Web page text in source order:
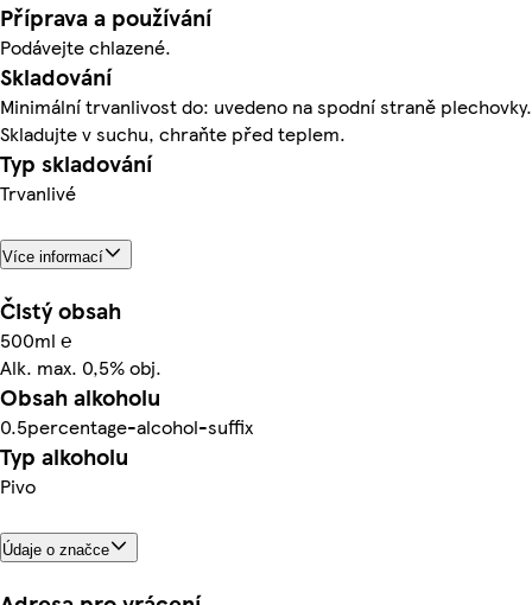
Příprava a používání
Podávejte chlazené.
Skladování
Minimální trvanlivost do: uvedeno na spodní straně plechovky.
Skladujte v suchu, chraňte před teplem.
Typ skladování
Trvanlivé
Více informací
Čistý obsah
500ml ℮
Alk. max. 0,5% obj.
Obsah alkoholu
0.5percentage-alcohol-suffix
Typ alkoholu
Pivo
Údaje o značce